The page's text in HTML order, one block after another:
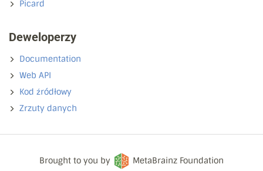
Picard
Deweloperzy
Documentation
Web API
Kod źródłowy
Zrzuty danych
Brought to you by MetaBrainz Foundation